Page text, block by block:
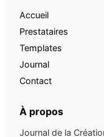
Accueil
Prestataires
Templates
Journal
Contact
À propos
Journal de la